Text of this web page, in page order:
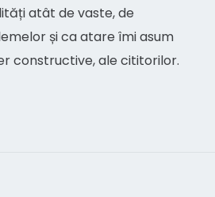
atât de vaste, de
și ca atare îmi asum
constructive, ale cititorilor.